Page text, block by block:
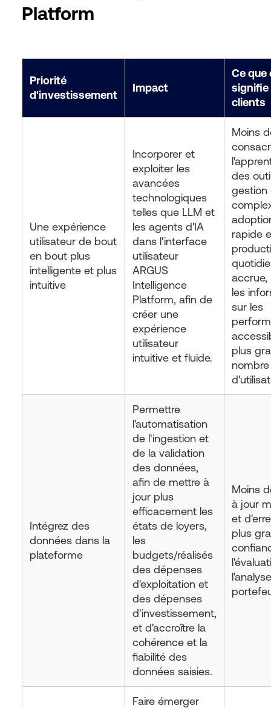
Platform
Priorité
d'investissement
Impact
Ce que
signifie
clients
Une expérience
utilisateur de bout
en bout plus
intelligente et plus
intuitive
Incorporer et
exploiter les
avancées
technologiques
telles que LLM et
les agents d'IA
dans l'interface
utilisateur
ARGUS
Intelligence
Platform, afin de
créer une
expérience
utilisateur
intuitive et fluide.
Moins
des
gestion
rapide
accrue,
les
sur les
plus
nombre
Intégrez des
données dans la
plateforme
Permettre
l'automatisation
de l'ingestion et
de la validation
des données,
afin de mettre à
jour plus
efficacement les
états de loyers,
les
budgets/réalisés
des dépenses
d'exploitation et
des dépenses
d'investissement,
et d'accroître la
cohérence et la
fiabilité des
données saisies.
Moins
à jour
et
plus
Faire émerger